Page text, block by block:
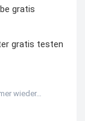
gratis
gratis testen
wieder…